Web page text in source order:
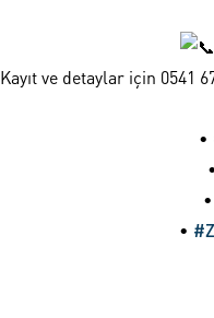
Kayıt ve detaylar için 0541
•
•
•
•